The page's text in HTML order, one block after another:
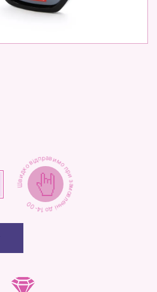
Швидко відправимо при замовленні до 14-00